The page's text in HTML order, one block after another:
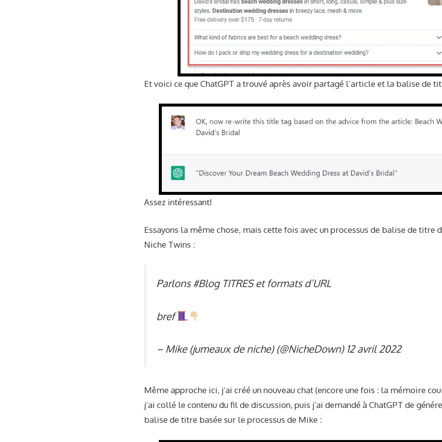
Et voici ce que ChatGPT a trouvé après avoir partagé l’article et la balise de
Assez intéressant!
Essayons la même chose, mais cette fois avec unprocessus de balise de titre
Niche Twins :
Parlons#BlogTITRES et formats d’URL
bref
– Mike (jumeaux de niche) (@NicheDown) 12 avril 2022
Même approche ici, j’ai créé un nouveau chat (encore une fois : la mémoire
j’ai collé le contenu du fil de discussion, puis j’ai demandé à ChatGPT de
balise de titre basée sur le processus de Mike :